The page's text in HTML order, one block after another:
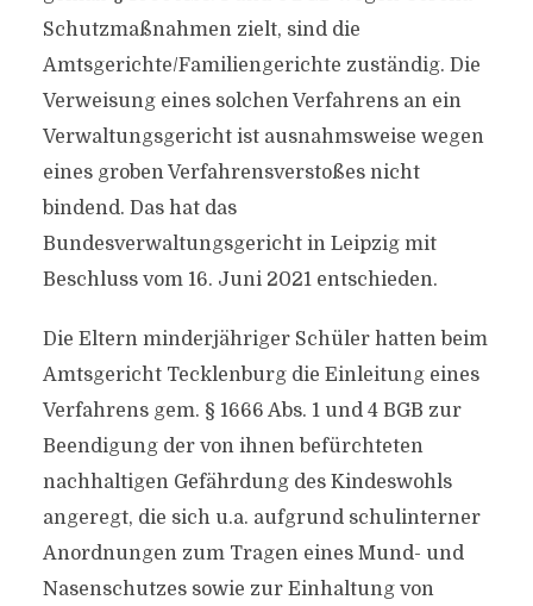
Schutzmaßnahmen zielt, sind die
Amtsgerichte/Familiengerichte zuständig. Die
Verweisung eines solchen Verfahrens an ein
Verwaltungsgericht ist ausnahmsweise wegen
eines groben Verfahrensverstoßes nicht
bindend. Das hat das
Bundesverwaltungsgericht in Leipzig mit
Beschluss vom 16. Juni 2021 entschieden.
Die Eltern minderjähriger Schüler hatten beim
Amtsgericht Tecklenburg die Einleitung eines
Verfahrens gem. § 1666 Abs. 1 und 4 BGB zur
Beendigung der von ihnen befürchteten
nachhaltigen Gefährdung des Kindeswohls
angeregt, die sich u.a. aufgrund schulinterner
Anordnungen zum Tragen eines Mund- und
Nasenschutzes sowie zur Einhaltung von